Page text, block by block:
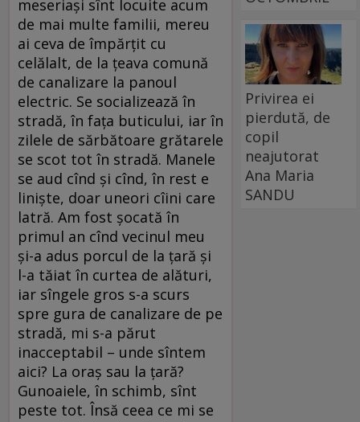
meseriași sînt locuite acum
de mai multe familii, mereu
ai ceva de împărțit cu
celălalt, de la țeava comună
de canalizare la panoul
electric. Se socializează în
stradă, în fața buticului, iar în
zilele de sărbătoare grătarele
se scot tot în stradă. Manele
se aud cînd și cînd, în rest e
liniște, doar uneori cîini care
latră. Am fost șocată în
primul an cînd vecinul meu
și-a adus porcul de la țară și
l-a tăiat în curtea de alături,
iar sîngele gros s-a scurs
spre gura de canalizare de pe
stradă, mi s-a părut
inacceptabil – unde sîntem
aici? La oraș sau la țară?
Gunoaiele, în schimb, sînt
peste tot. Însă ceea ce mi se
Privirea ei
pierdută, de
copil
neajutorat
Ana Maria
SANDU